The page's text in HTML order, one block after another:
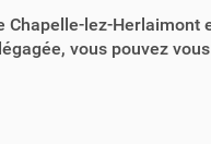
lez-Herlaimont
vous pouvez vous